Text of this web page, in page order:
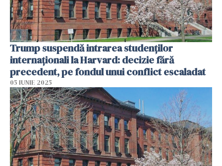
Trump suspendă intrarea studenților
internaționali la Harvard: decizie fără
precedent, pe fondul unui conflict escaladat
05 IUNIE 2025